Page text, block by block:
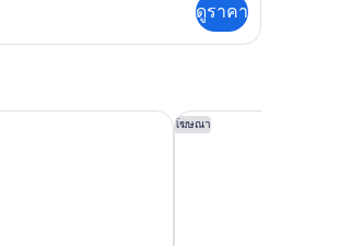
ดูราคา
/ย่านเมืองเก่า โฆษณา
ฮิลตัน แพซาดีนา